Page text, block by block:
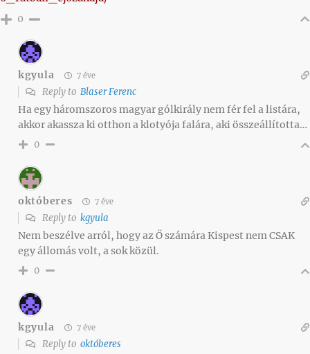
0
kgyula 7 éve
Reply to Blaser Ferenc
Ha egy háromszoros magyar gólkirály nem fér fel a listára,
akkor akassza ki otthon a klotyója falára, aki összeállította…
0
októberes 7 éve
Reply to kgyula
Nem beszélve arról, hogy az Ő számára Kispest nem CSAK
egy állomás volt, a sok közül.
0
kgyula 7 éve
Reply to októberes